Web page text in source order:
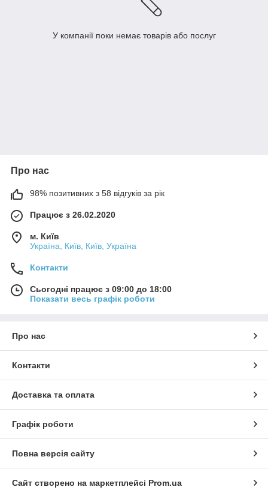
У компанії поки немає товарів або послуг
Про нас
98% позитивних з 58 відгуків за рік
Працює з 26.02.2020
м. Київ
Україна, Київ, Київ, Україна
Контакти
Сьогодні працює з 09:00 до 18:00
Показати весь графік роботи
Про нас
Контакти
Доставка та оплата
Графік роботи
Повна версія сайту
Сайт створено на маркетплейсі Prom.ua